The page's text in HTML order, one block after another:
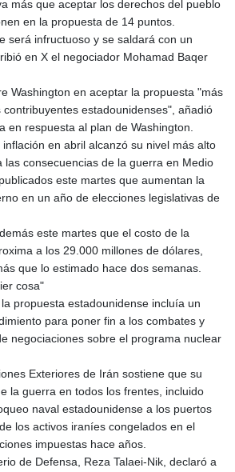
más que aceptar los derechos del pueblo
en la propuesta de 14 puntos.
será infructuoso y se saldará con un
en X el negociador Mohamad Baqer
Washington en aceptar la propuesta "más
estadounidenses", añadió
en respuesta al plan de Washington.
en abril alcanzó su nivel más alto
las consecuencias de la guerra en Medio
este martes que aumentan la
en un año de elecciones legislativas de
este martes que el costo de la
a los 29.000 millones de dólares,
que lo estimado hace dos semanas.
cosa"
propuesta estadounidense incluía un
para poner fin a los combates y
negociaciones sobre el programa nuclear
Exteriores de Irán sostiene que su
la guerra en todos los frentes, incluido
naval estadounidense a los puertos
los activos iraníes congelados en el
impuestas hace años.
de Defensa, Reza Talaei-Nik, declaró a